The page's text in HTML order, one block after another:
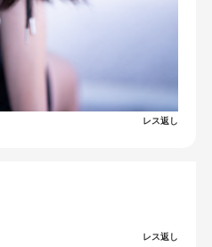
レス返し
レス返し